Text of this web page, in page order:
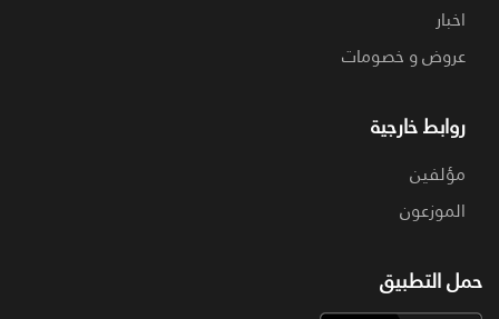
اخبار
عروض و خصومات
روابط خارجية
مؤلفين
الموزعون
حمل التطبيق